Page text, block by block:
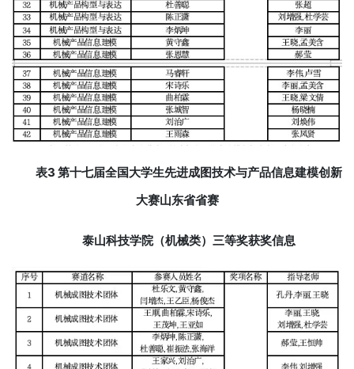
表3 第十七届全国大学生先进成图技术与产品信息建模创新
大赛山东省省赛
泰山科技学院（机械类）三等奖获奖信息